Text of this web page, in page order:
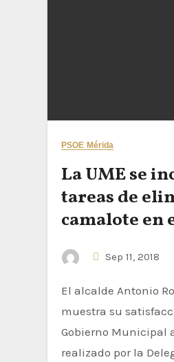
PSOE Mérida
La UME se
tareas de
camalote en
Sep 11, 2018
El alcalde Antonio Rodriguez Osuna
muestra su
Gobierno Municipal
realizado por la